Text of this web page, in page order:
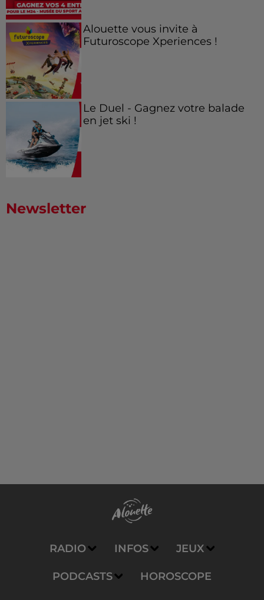
Alouette vous invite à
Futuroscope Xperiences !
Le Duel - Gagnez votre balade
en jet ski !
Newsletter
RADIO INFOS JEUX
PODCASTS HOROSCOPE